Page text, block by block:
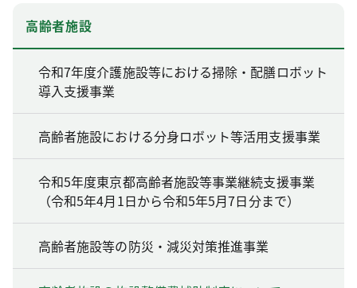
高齢者施設
令和7年度介護施設等における掃除・配膳ロボット
導入支援事業
高齢者施設における分身ロボット等活用支援事業
令和5年度東京都高齢者施設等事業継続支援事業
（令和5年4月1日から令和5年5月7日分まで）
高齢者施設等の防災・減災対策推進事業